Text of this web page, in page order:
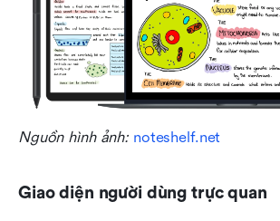
Nguồn hình ảnh: noteshelf.net
Giao diện người dùng trực quan